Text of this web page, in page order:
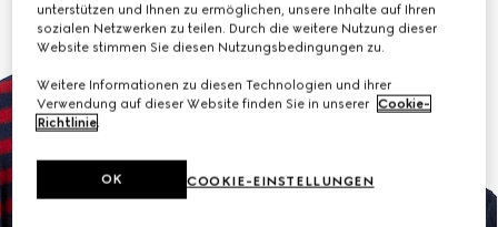
unterstützen und Ihnen zu ermöglichen, unsere Inhalte auf Ihren
sozialen Netzwerken zu teilen. Durch die weitere Nutzung dieser
Website stimmen Sie diesen Nutzungsbedingungen zu.
Weitere Informationen zu diesen Technologien und ihrer
Verwendung auf dieser Website finden Sie in unserer Cookie-
Richtlinie.
COOKIE-EINSTELLUNGEN
OK